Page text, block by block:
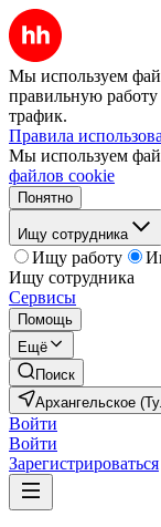
Мы используем
правильную работу
трафик.
Правила
Мы используем
файлов cookie
Понятно
Ищу сотрудника
Ищу работу
Ищу сотрудника
Сервисы
Помощь
Ещё
Поиск
Архангельское
Войти
Войти
Зарегистрироваться